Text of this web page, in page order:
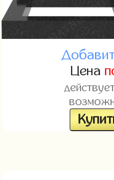
Цена